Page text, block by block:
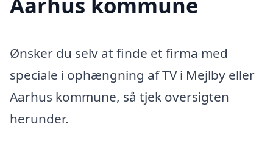
Ønsker du selv at finde et firma med
speciale i ophængning af TV i Mejlby eller
Aarhus kommune, så tjek oversigten
herunder.